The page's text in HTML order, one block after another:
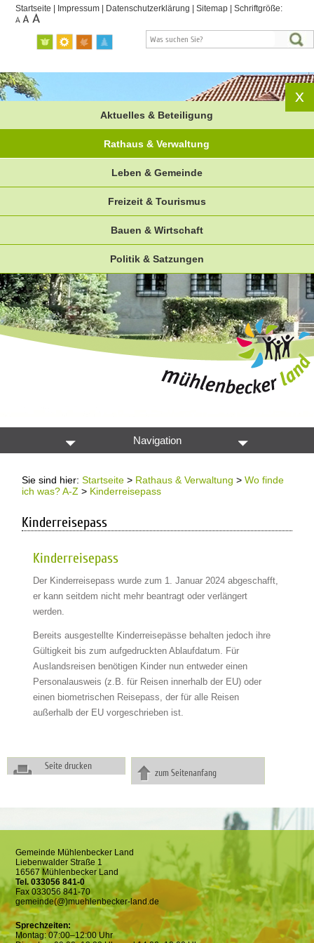
Startseite Impressum Datenschutzerklärung |Sitemap |Schriftgröße:
Aktuelles & Beteiligung
Rathaus & Verwaltung
Leben & Gemeinde
Freizeit & Tourismus
Bauen & Wirtschaft
Politik & Satzungen
Navigation
Sie sind hier:Startseite > Rathaus & Verwaltung >Wo finde
ich was? A-Z > Kinderreisepass
Kinderreisepass
Kinderreisepass
Der Kinderreisepass wurde zum 1. Januar 2024 abgeschafft,
er kann seitdem nicht mehr beantragt oder verlängert
werden.
Bereits ausgestellte Kinderreisepässe behalten jedoch ihre
Gültigkeit bis zum aufgedruckten Ablaufdatum. Für
Auslandsreisen benötigen Kinder nun entweder einen
Personalausweis (z.B. für Reisen innerhalb der EU) oder
einen biometrischen Reisepass, der für alle Reisen
außerhalb der EU vorgeschrieben ist.
Seite drucken
zum Seitenanfang
Gemeinde Mühlenbecker Land
Liebenwalder Straße 1
16567 Mühlenbecker Land
Tel. 033056 841-0
Fax 033056 841-70
gemeinde(@)muehlenbecker-land.de
Sprechzeiten:
Montag: 07:00–12:00 Uhr